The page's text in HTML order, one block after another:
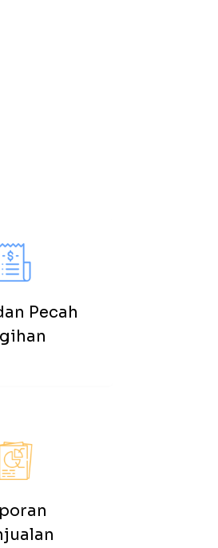
Pecah